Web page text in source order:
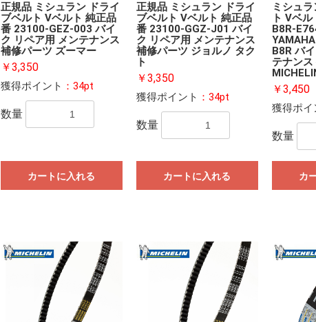
正規品 ミシュラン ドライ
ブベルト Vベルト 純正品
番 23100-GEZ-003 バイ
ク リペア用 メンテナンス
補修パーツ ズーマー
￥3,350
獲得ポイント ：34pt
数量
カートに入れる
正規品 ミシュラン ドライ
ブベルト Vベルト 純正品
番 23100-GGZ-J01 バイ
ク リペア用 メンテナンス
補修パーツ ジョルノ タク
ト
￥3,350
獲得ポイント ：34pt
数量
カートに入れる
ミシュ
ト Vベ
B8R-
B8R バ
テナン
￥3,450
獲得ポイ
数量
カ